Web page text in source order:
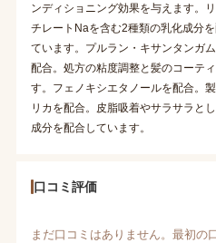
ンディショニング効果を与えます。
チレートNaを含む2種類の乳化成分
ています。プルラン・キサンタンガ
配合。処方の粘度調整と髪のコーテ
す。フェノキシエタノールを配合。
リカを配合。皮脂吸着やサラサラと
成分を配合しています。
口コミ評価
まだ口コミはありません。最初の